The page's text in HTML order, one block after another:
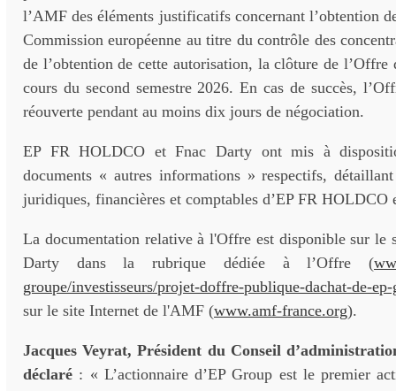
l’AMF des éléments justificatifs concernant l’obtention
Commission européenne au titre du contrôle des
de l’obtention de cette autorisation, la clôture de
cours du second semestre 2026. En cas de succès,
réouverte pendant au moins dix jours de négociation.
EP FR HOLDCO et Fnac Darty ont mis à
documents « autres informations » respectifs,
juridiques, financières et comptables d’EP FR HOLDCO
La documentation relative à l'Offre est disponible sur le
Darty dans la rubrique dédiée à l’Offre (
groupe/investisseurs/projet-doffre-publique-dachat-de-
sur le site Internet de l'AMF (www.amf-france.org).
Jacques Veyrat, Président du Conseil
déclaré : « L’actionnaire d’EP Group est le premier